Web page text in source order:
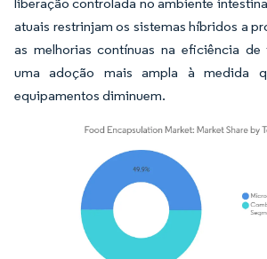
atuais restrinjam os sistemas híbridos a
as melhorias contínuas na eficiência
uma adoção mais ampla à medida
equipamentos diminuem.